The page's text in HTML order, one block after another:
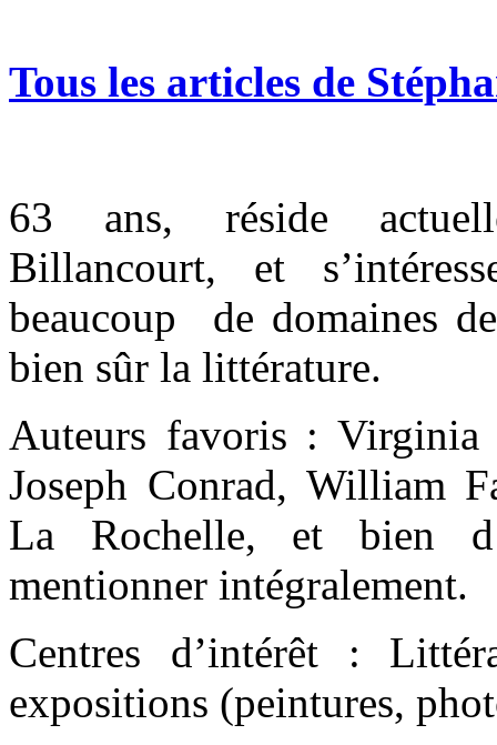
Tous les articles de
63 ans, réside
Billancourt, et
beaucoup de domaines
bien sûr la littérature.
Auteurs favoris : Virginia
Joseph Conrad, William
La Rochelle, et bien
mentionner intégralement.
Centres d’intérêt :
expositions (peintures,